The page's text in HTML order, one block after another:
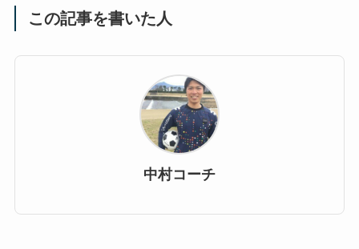
この記事を書いた人
中村コーチ